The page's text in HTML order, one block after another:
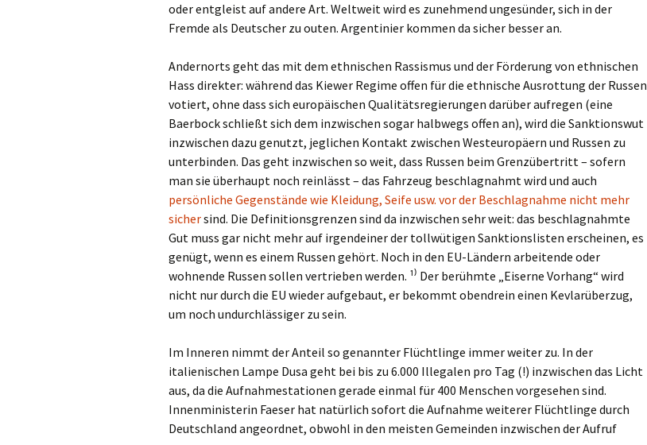
oder entgleist auf andere Art. Weltweit wird es zunehmend ungesünder, sich in der
Fremde als Deutscher zu outen. Argentinier kommen da sicher besser an.
Andernorts geht das mit dem ethnischen Rassismus und der Förderung von ethnischen
Hass direkter: während das Kiewer Regime offen für die ethnische Ausrottung der Russen
votiert, ohne dass sich europäischen Qualitätsregierungen darüber aufregen (eine
Baerbock schließt sich dem inzwischen sogar halbwegs offen an), wird die Sanktionswut
inzwischen dazu genutzt, jeglichen Kontakt zwischen Westeuropäern und Russen zu
unterbinden. Das geht inzwischen so weit, dass Russen beim Grenzübertritt – sofern
man sie überhaupt noch reinlässt – das Fahrzeug beschlagnahmt wird und auch
persönliche Gegenstände wie Kleidung, Seife usw. vor der Beschlagnahme nicht mehr
sichersind. Die Definitionsgrenzen sind da inzwischen sehr weit: das beschlagnahmte
Gut muss gar nicht mehr auf irgendeiner der tollwütigen Sanktionslisten erscheinen, es
genügt, wenn es einem Russen gehört. Noch in den EU-Ländern arbeitende oder
wohnende Russen sollen vertrieben werden. ¹⁾ Der berühmte „Eiserne Vorhang“ wird
nicht nur durch die EU wieder aufgebaut, er bekommt obendrein einen Kevlarüberzug,
um noch undurchlässiger zu sein.
Im Inneren nimmt der Anteil so genannter Flüchtlinge immer weiter zu. In der
italienischen Lampe Dusa geht bei bis zu 6.000 Illegalen pro Tag (!) inzwischen das Licht
aus, da die Aufnahmestationen gerade einmal für 400 Menschen vorgesehen sind.
Innenministerin Faeser hat natürlich sofort die Aufnahme weiterer Flüchtlinge durch
Deutschland angeordnet, obwohl in den meisten Gemeinden inzwischen der Aufruf